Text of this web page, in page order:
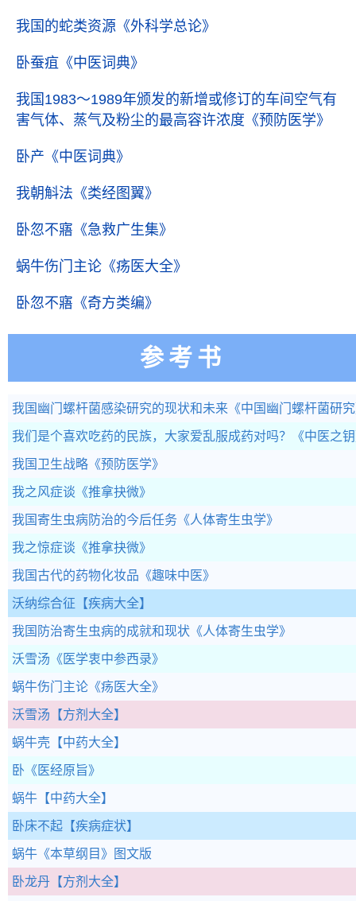
我国的蛇类资源 《外科学总论》
卧蚕疽 《中医词典》
我国1983～1989年颁发的新增或修订的车间空气有
害气体、蒸气及粉尘的最高容许浓度 《预防医学》
卧产 《中医词典》
我朝斛法 《类经图翼》
卧忽不寤 《急救广生集》
蜗牛伤门主论 《疡医大全》
卧忽不寤 《奇方类编》
参考书
我国幽门螺杆菌感染研究的现状和未来 《中国幽门螺杆菌研
我们是个喜欢吃药的民族，大家爱乱服成药对吗？ 《中医之
我国卫生战略 《预防医学》
我之风症谈 《推拿抉微》
我国寄生虫病防治的今后任务 《人体寄生虫学》
我之惊症谈 《推拿抉微》
我国古代的药物化妆品 《趣味中医》
沃纳综合征 【疾病大全】
我国防治寄生虫病的成就和现状 《人体寄生虫学》
沃雪汤 《医学衷中参西录》
蜗牛伤门主论 《疡医大全》
沃雪汤 【方剂大全】
蜗牛壳 【中药大全】
卧 《医经原旨》
蜗牛 【中药大全】
卧床不起 【疾病症状】
蜗牛 《本草纲目》图文版
卧龙丹 【方剂大全】